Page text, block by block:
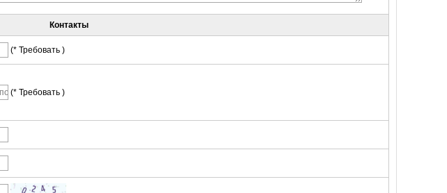
Контакты
(* Требовать )
(* Требовать )